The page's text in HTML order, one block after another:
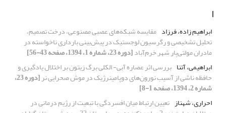
ا
ابراهیم زاده، فرزاد مقایسه شبکه‌های عصبی مصنوعی، درخت تصمیم،
تحلیل تشخیصی و رگرسیون لوجستیک در پیش‌بینی بارداری ناخواسته در
مادران مولتی‌پار شهر خرم‌آباد[دوره 23، شماره 1، 1394، صفحه 43-56]
ابراهیمی، آتنا بررسی اثر عصاره آبی- الکلی برگ زیتون بر اختلال یادگیری و
حافظه ناشی از آسیب نورون‌های دوپامینرژیک در موش‌ صحرایی نر [دوره 23،
شماره 2، 1394، صفحه 1-8]
احراری، شهناز تعیین ارتباط میان افسردگی با تبعیت از رژیم درمانی در